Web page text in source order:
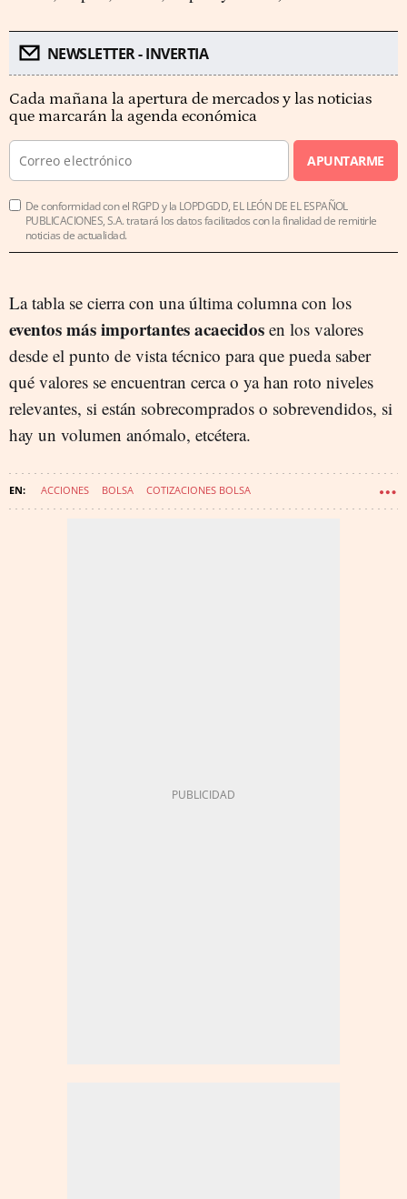
NEWSLETTER - INVERTIA
Cada mañana la apertura de mercados y las noticias
que marcarán la agenda económica
APUNTARME
De conformidad con el RGPD y la LOPDGDD, EL LEÓN DE EL ESPAÑOL
PUBLICACIONES, S.A. tratará los datos facilitados con la finalidad de remitirle
noticias de actualidad.
La tabla se cierra con una última columna con los
eventos más importantes acaecidos en los valores
desde el punto de vista técnico para que pueda saber
qué valores se encuentran cerca o ya han roto niveles
relevantes, si están sobrecomprados o sobrevendidos, si
hay un volumen anómalo, etcétera.
ACCIONES BOLSA COTIZACIONES BOLSA